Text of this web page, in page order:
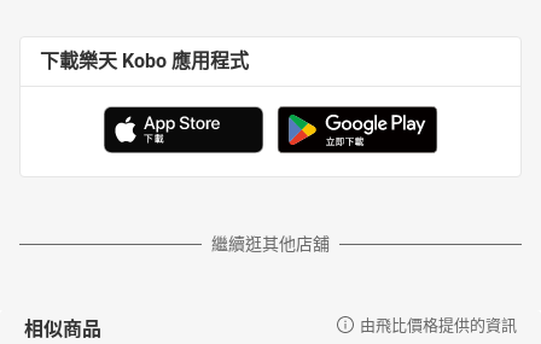
下載樂天 Kobo 應用程式
繼續逛其他店舖
相似商品 由飛比價格提供的資訊